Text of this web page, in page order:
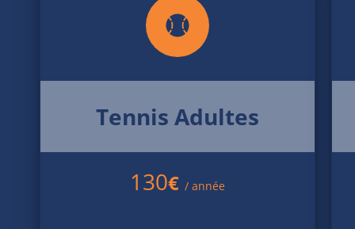
Tennis Adultes
130€ / année